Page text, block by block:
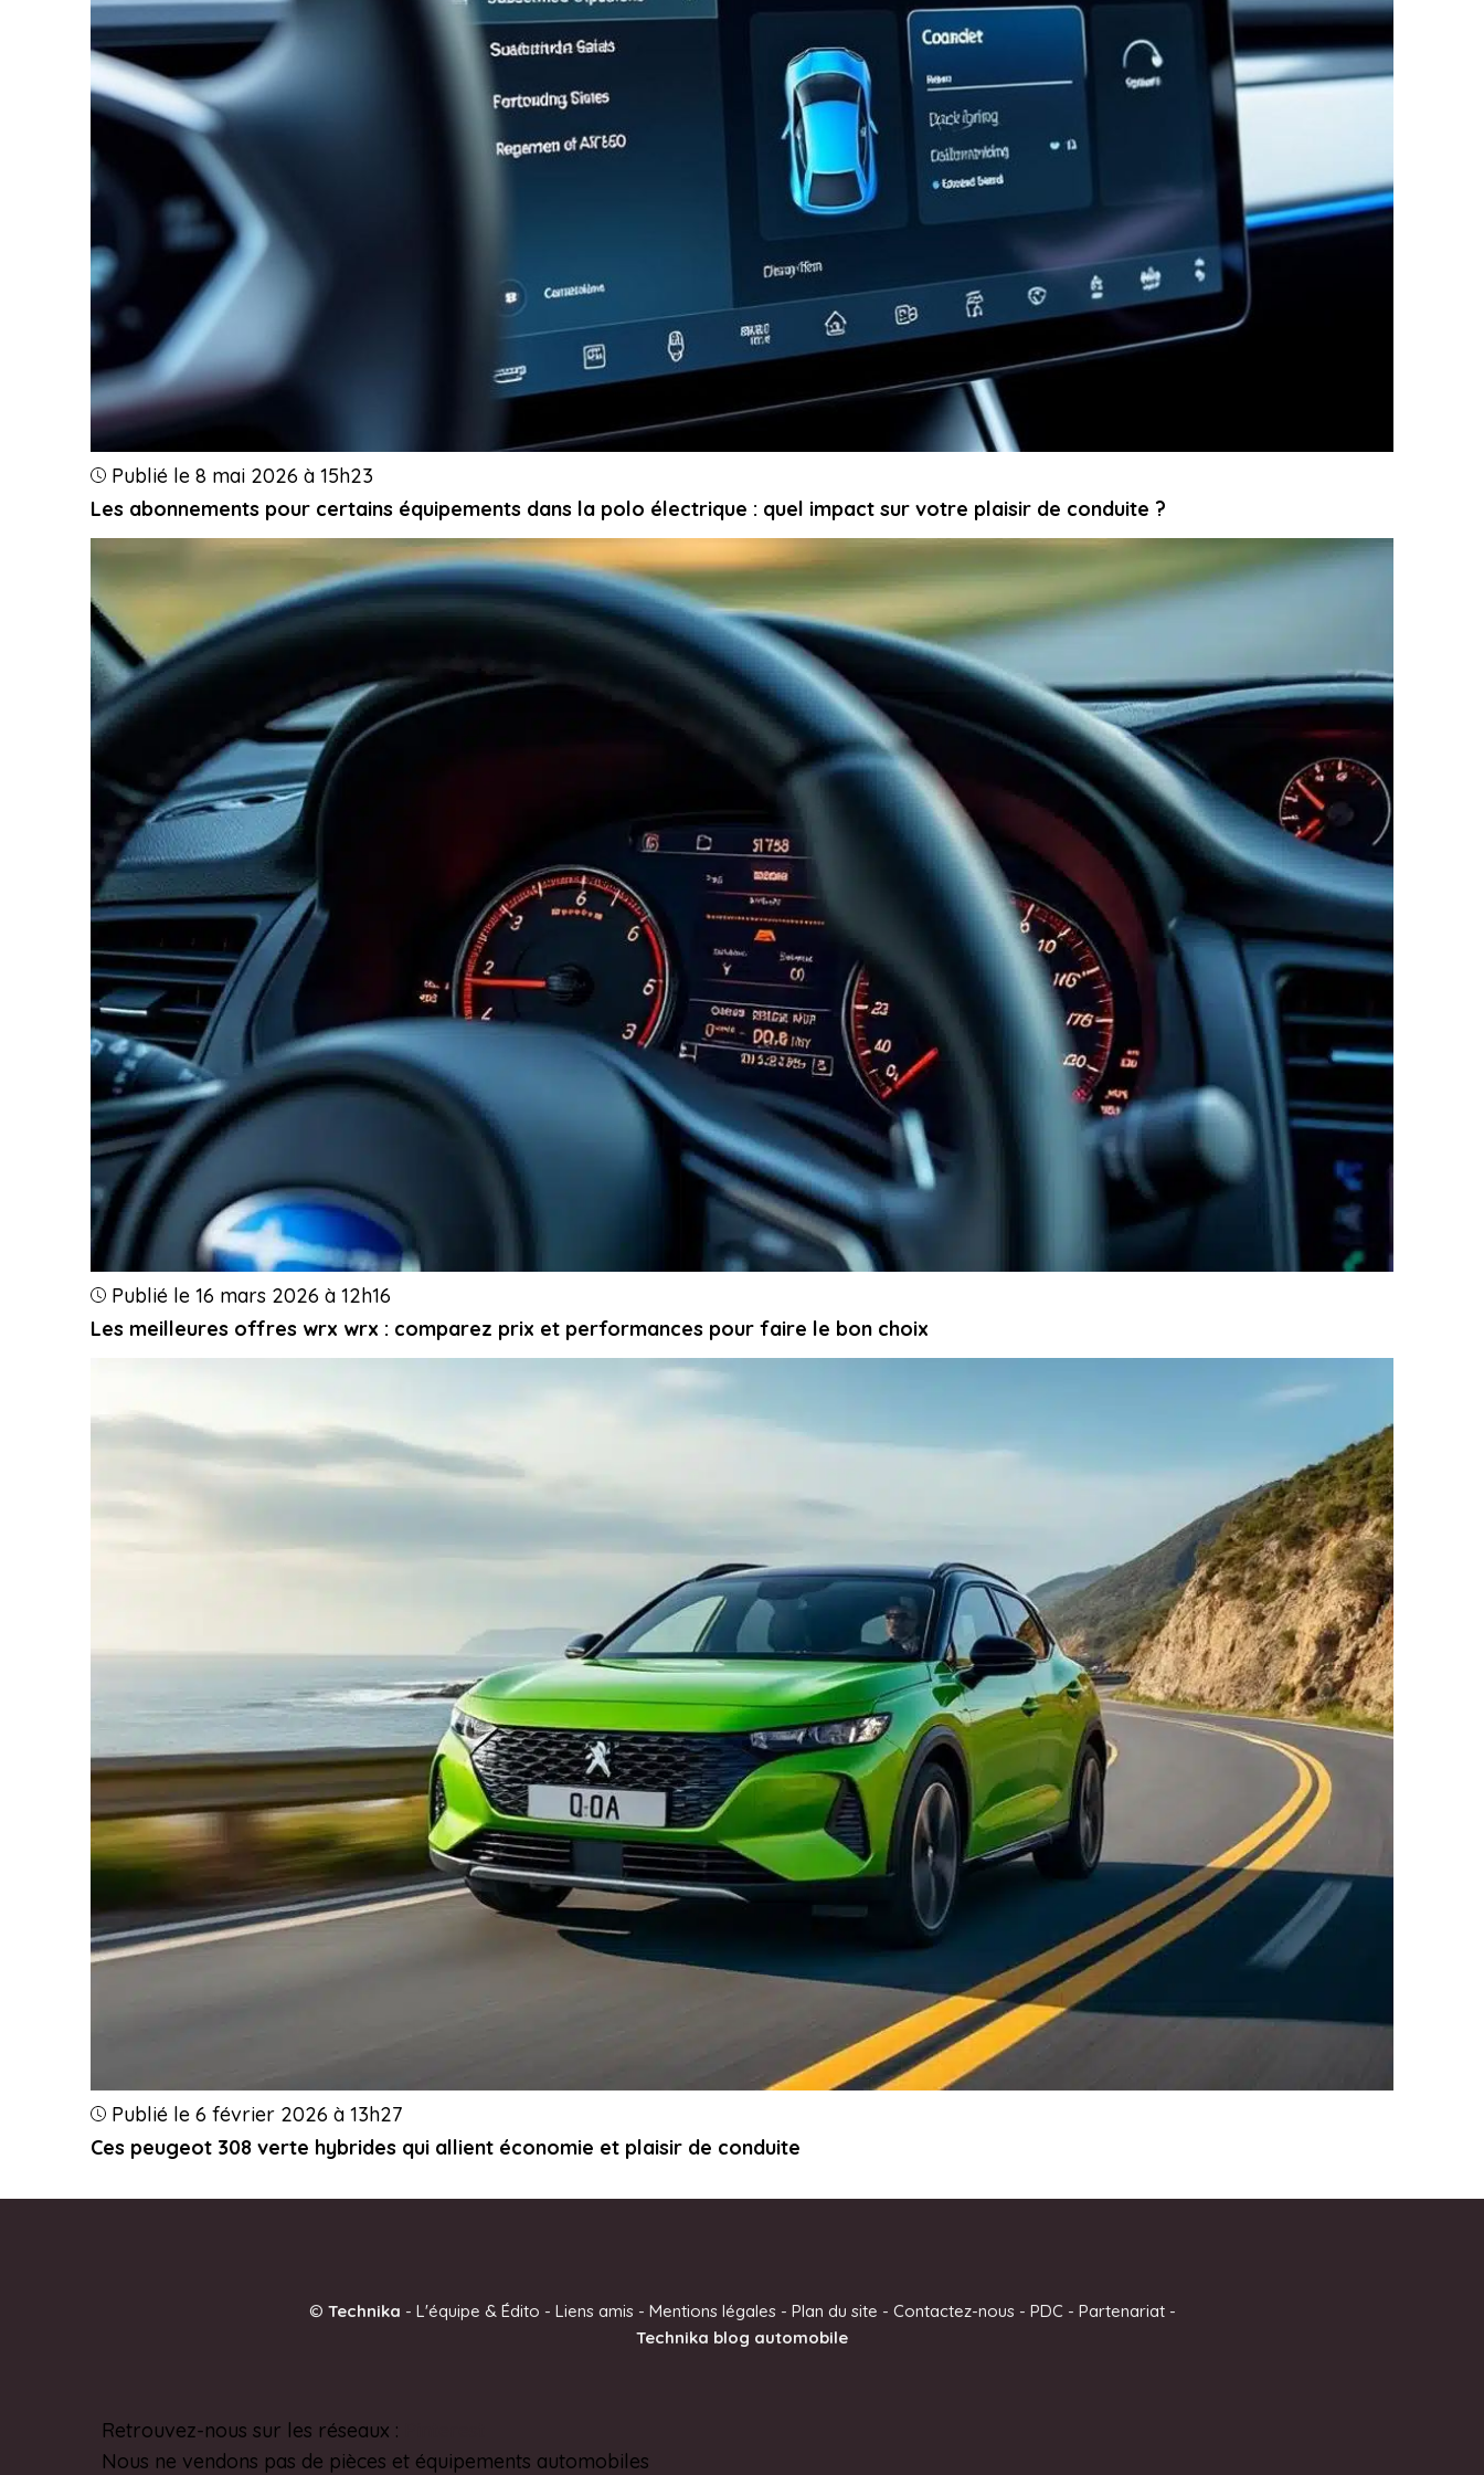
Les abonnements pour certains équipements dans la polo électrique : quel impact sur votre plaisir de conduite ?
Publié le 8 mai 2026 à 15h23
Les meilleures offres wrx wrx : comparez prix et performances pour faire le bon choix
Publié le 16 mars 2026 à 12h16
Ces peugeot 308 verte hybrides qui allient économie et plaisir de conduite
Publié le 6 février 2026 à 13h27
© Technika - L'équipe & Édito - Liens amis- Mentions légales- Plan du site - Contactez-nous- PDC - Partenariat-
Technika blog automobile
Retrouvez-nous sur les réseaux :
Nous ne vendons pas de pièces et équipements automobiles